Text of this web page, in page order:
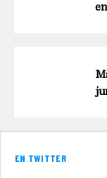
EN TWITTER